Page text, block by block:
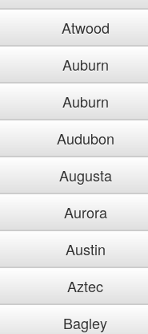
Atwood
Auburn
Auburn
Audubon
Augusta
Aurora
Austin
Aztec
Bagley